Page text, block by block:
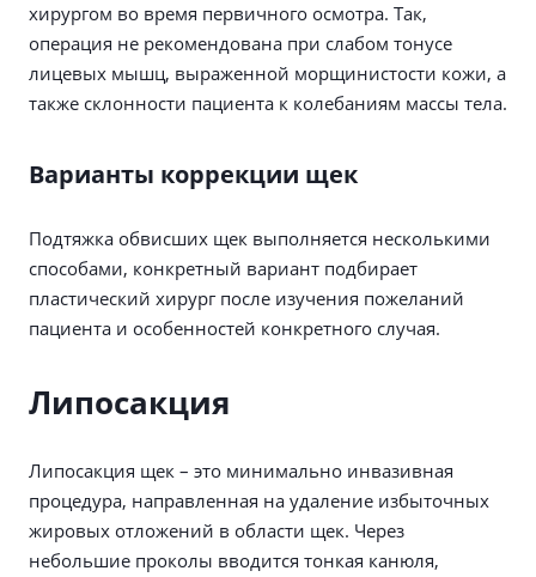
хирургом во время первичного осмотра. Так,
операция не рекомендована при слабом тонусе
лицевых мышц, выраженной морщинистости кожи, а
также склонности пациента к колебаниям массы тела.
Варианты коррекции щек
Подтяжка обвисших щек выполняется несколькими
способами, конкретный вариант подбирает
пластический хирург после изучения пожеланий
пациента и особенностей конкретного случая.
Липосакция
Липосакция щек – это минимально инвазивная
процедура, направленная на удаление избыточных
жировых отложений в области щек. Через
небольшие проколы вводится тонкая канюля,